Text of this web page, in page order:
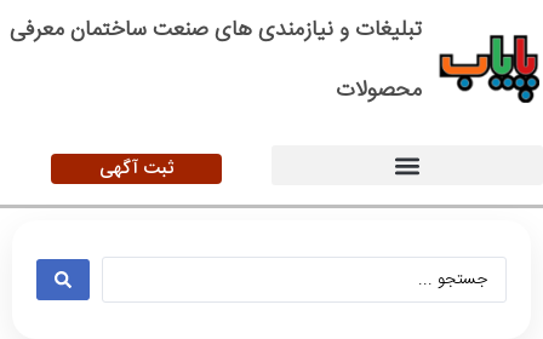
تبلیغات و نیازمندی های صنعت ساختمان معرفی
محصولات
ثبت آگهی